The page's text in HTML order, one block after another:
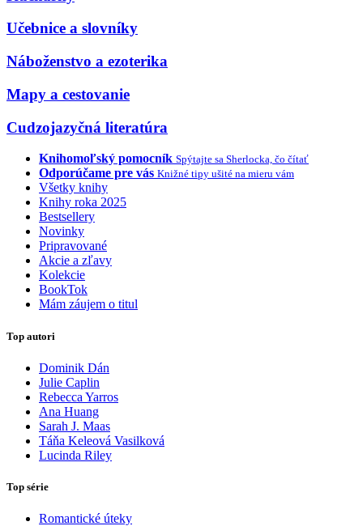
Učebnice a slovníky
Náboženstvo a ezoterika
Mapy a cestovanie
Cudzojazyčná literatúra
Knihomoľský pomocník Spýtajte sa Sherlocka, čo čítať
Odporúčame pre vás Knižné tipy ušité na mieru vám
Všetky knihy
Knihy roka 2025
Bestsellery
Novinky
Pripravované
Akcie a zľavy
Kolekcie
BookTok
Mám záujem o titul
Top autori
Dominik Dán
Julie Caplin
Rebecca Yarros
Ana Huang
Sarah J. Maas
Táňa Keleová Vasilková
Lucinda Riley
Top série
Romantické úteky